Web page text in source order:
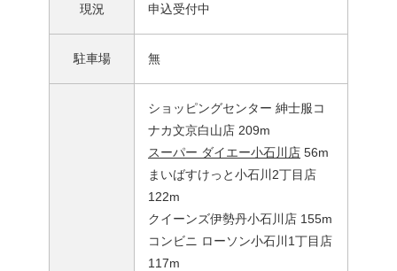
現況 申込受付中
駐車場 無
ショッピングセンター 紳士服コ
ナカ文京白山店 209m
スーパー ダイエー小石川店 56m
まいばすけっと小石川2丁目店
122m
クイーンズ伊勢丹小石川店 155m
コンビニ ローソン小石川1丁目店
117m